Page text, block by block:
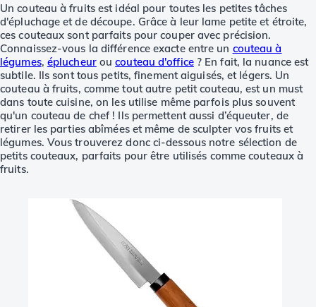
Un couteau à fruits est idéal pour toutes les petites tâches
d'épluchage et de découpe. Grâce à leur lame petite et étroite,
ces couteaux sont parfaits pour couper avec précision.
Connaissez-vous la différence exacte entre un couteau à
légumes, éplucheuroucouteau d'office? En fait, la nuance est
subtile. Ils sont tous petits, finement aiguisés, et légers. Un
couteau à fruits, comme tout autre petit couteau, est un must
dans toute cuisine, on les utilise même parfois plus souvent
qu'un couteau de chef ! Ils permettent aussi d’équeuter, de
retirer les parties abîmées et même de sculpter vos fruits et
légumes. Vous trouverez donc ci-dessous notre sélection de
petits couteaux, parfaits pour être utilisés comme couteaux à
fruits.